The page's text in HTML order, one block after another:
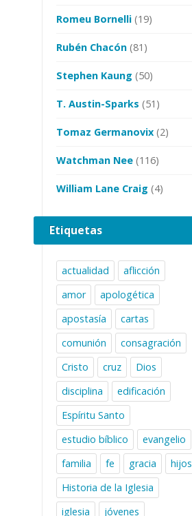
Romeu Bornelli (19)
Rubén Chacón (81)
Stephen Kaung (50)
T. Austin-Sparks (51)
Tomaz Germanovix (2)
Watchman Nee (116)
William Lane Craig (4)
Etiquetas
actualidad
aflicción
amor
apologética
apostasía
cartas
comunión
consagración
Cristo
cruz
Dios
disciplina
edificación
Espíritu Santo
estudio bíblico
evangelio
familia
fe gracia
hijos
Historia de la Iglesia
iglesia
jóvenes